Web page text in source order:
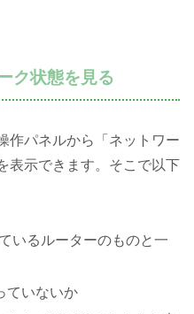
ク状態を見る
作パネルから「ネットワー
表示できます。そこで以下
いるルーターのものと一
ていないか